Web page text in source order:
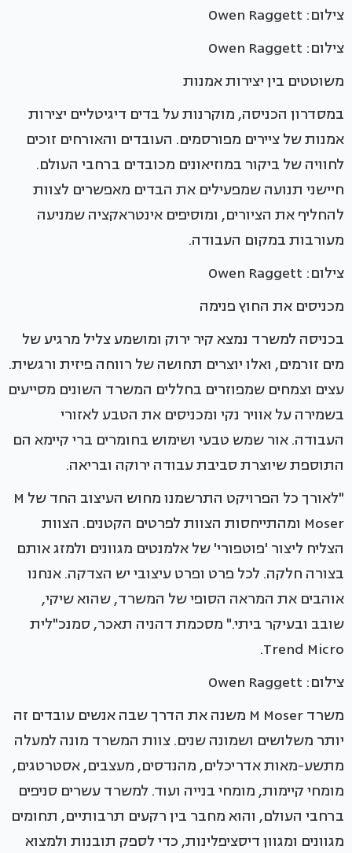
צילום: Owen Raggett
צילום: Owen Raggett
משוטטים בין יצירות אמנות
במסדרון הכניסה, מוקרנות על בדים דיגיטליים יצירות
אמנות של ציירים מפורסמים. העובדים והאורחים זוכים
לחוויה של ביקור במוזיאונים מכובדים ברחבי העולם.
חיישני תנועה שמפעילים את הבדים מאפשרים לצוות
להחליף את הציורים, ומוסיפים אינטראקציה שמניעה
מעורבות במקום העבודה.
צילום: Owen Raggett
מכניסים את החוץ פנימה
בכניסה למשרד נמצא קיר ירוק ומושמע צליל מרגיע של
מים זורמים, ואלו יוצרים תחושה של רווחה פיזית ורגשית.
עצים וצמחים שמפוזרים בחללים המשרד השונים מסייעים
בשמירה על אוויר נקי ומכניסים את הטבע לאזורי
העבודה. אור שמש טבעי ושימוש בחומרים ברי קיימא הם
התוספת שיוצרת סביבת עבודה ירוקה ובריאה.
"לאורך כל הפרויקט התרשמנו מחוש העיצוב החד של M
Moser ומהתייחסות הצוות לפרטים הקטנים. הצוות
הצליח ליצור 'פוטפורי' של אלמנטים מגוונים ולמזג אותם
בצורה חלקה. לכל פרט ופרט עיצובי יש הצדקה. אנחנו
אוהבים את המראה הסופי של המשרד, שהוא שיקי,
שובב ובעיקר ביתי." מסכמת דהניה תאכר, סמנכ"לית
Trend Micro.
צילום: Owen Raggett
משרד M Moser משנה את הדרך שבה אנשים עובדים זה
יותר משלושים ושמונה שנים. צוות המשרד מונה למעלה
מתשע-מאות אדריכלים, מהנדסים, מעצבים, אסטרטגים,
מומחי קיימות, מומחי בנייה ועוד. למשרד עשרים סניפים
ברחבי העולם, והוא מחבר בין רקעים תרבותיים, תחומים
מגוונים ומגוון דיסציפלינות, כדי לספק תובנות ולמצוא